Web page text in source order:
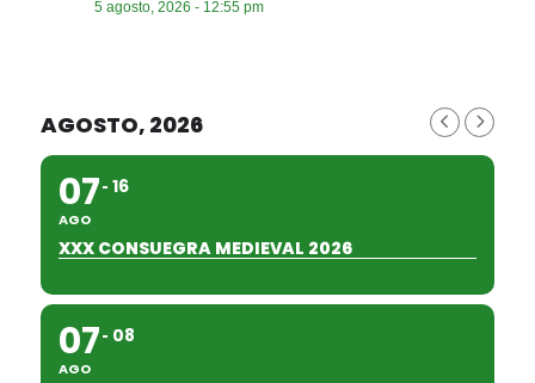
5 agosto, 2026 - 12:55 pm
AGOSTO, 2026
07
AGO
16
XXX CONSUEGRA MEDIEVAL 2026
07
AGO
08